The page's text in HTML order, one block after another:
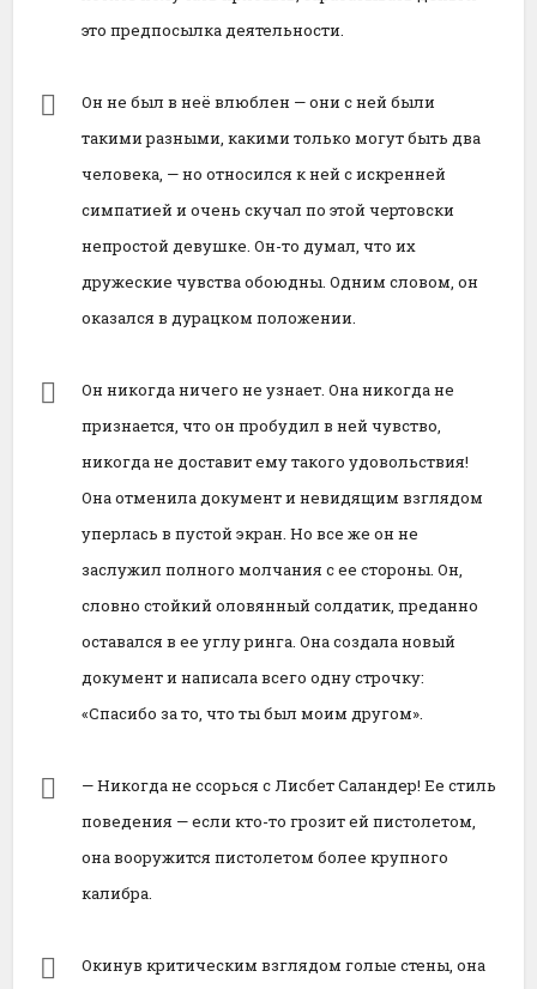
это предпосылка деятельности.
Он не был в неё влюблен — они с ней были
такими разными, какими только могут быть два
человека, — но относился к ней с искренней
симпатией и очень скучал по этой чертовски
непростой девушке. Он-то думал, что их
дружеские чувства обоюдны. Одним словом, он
оказался в дурацком положении.
Он никогда ничего не узнает. Она никогда не
признается, что он пробудил в ней чувство,
никогда не доставит ему такого удовольствия!
Она отменила документ и невидящим взглядом
уперлась в пустой экран. Но все же он не
заслужил полного молчания с ее стороны. Он,
словно стойкий оловянный солдатик, преданно
оставался в ее углу ринга. Она создала новый
документ и написала всего одну строчку:
«Спасибо за то, что ты был моим другом».
— Никогда не ссорься с Лисбет Саландер! Ее стиль
поведения — если кто-то грозит ей пистолетом,
она вооружится пистолетом более крупного
калибра.
Окинув критическим взглядом голые стены, она